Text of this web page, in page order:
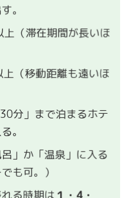
。
（滞在期間が長いほ
（移動距離も遠いほ
分」まで泊まるホテ
。
」か「温泉」に入る
も可。）
る時期は １・4・